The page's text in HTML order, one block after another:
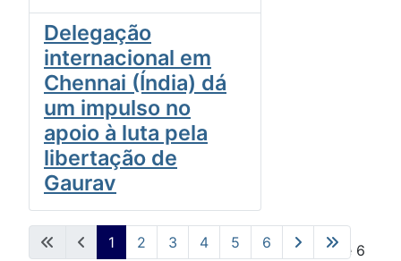
Delegação
internacional em
Chennai (Índia) dá
um impulso no
apoio à luta pela
libertação de
Gaurav
Pág. 1 de 6
1 2 3 4 5 6